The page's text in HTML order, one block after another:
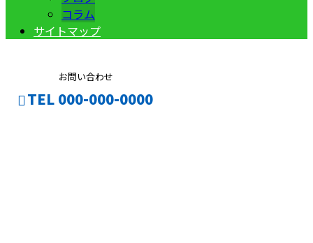
コラム
サイトマップ
お問い合わせ
TEL 000-000-0000